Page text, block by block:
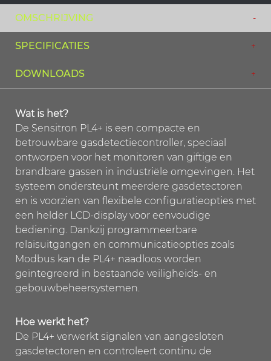
OMSCHRIJVING
SPECIFICATIES
DOWNLOADS
Wat is het?
De Sensitron PL4+ is een compacte en
betrouwbare gasdetectiecontroller, speciaal
ontworpen voor het monitoren van giftige en
brandbare gassen in industriële omgevingen. Het
systeem ondersteunt meerdere gasdetectoren
en is voorzien van flexibele configuratieopties met
een helder LCD-display voor eenvoudige
bediening. Dankzij programmeerbare
relaisuitgangen en communicatieopties zoals
Modbus kan de PL4+ naadloos worden
geïntegreerd in bestaande veiligheids- en
gebouwbeheersystemen.
Hoe werkt het?
De PL4+ verwerkt signalen van aangesloten
gasdetectoren en controleert continu de